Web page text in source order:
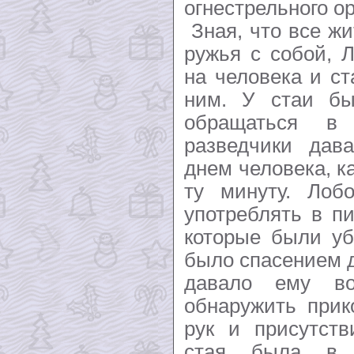
огнестрельного
Зная, что все
ружья с собой,
на человека и
ним. У стаи
обращаться в
разведчики
днем человека,
ту минуту.
употреблять в
которые были
было спасением
давало ему
обнаружить
рук и